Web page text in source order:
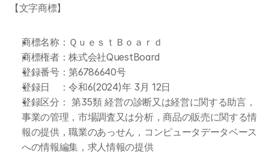
【文字商標】
商標名称：ＱｕｅｓｔＢｏａｒｄ
商標権者：株式会社QuestBoard
登録番号：第6786640号
登録日　：令和6(2024)年 3月 12日
登録区分： 第35類 経営の診断又は経営に関する助言，
事業の管理，市場調査又は分析，商品の販売に関する情
報の提供，職業のあっせん，コンピュータデータベース
への情報編集，求人情報の提供